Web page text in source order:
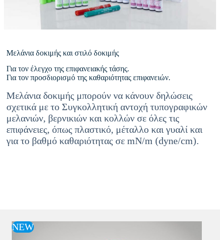
Μελάνια δοκιμής και στιλό δοκιμής
Για τον έλεγχο της επιφανειακής τάσης.
Για τον προσδιορισμό της καθαριότητας επιφανειών.
Μελάνια δοκιμής μπορούν να κάνουν δηλώσεις
σχετικά με το Συγκολλητική αντοχή τυπογραφικών
μελανιών, βερνικιών και κολλών σε όλες τις
επιφάνειες, όπως πλαστικό, μέταλλο και γυαλί και
για το βαθμό καθαριότητας σε mN/m (dyne/cm).
NEW